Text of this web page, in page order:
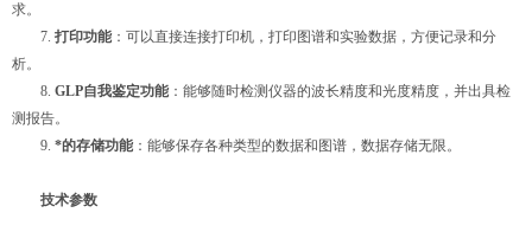
求。
7. 打印功能：可以直接连接打印机，打印图谱和实验数据，方便记录和分
析。
8. GLP自我鉴定功能：能够随时检测仪器的波长精度和光度精度，并出具检
测报告。
9. *的存储功能：能够保存各种类型的数据和图谱，数据存储无限。
技术参数